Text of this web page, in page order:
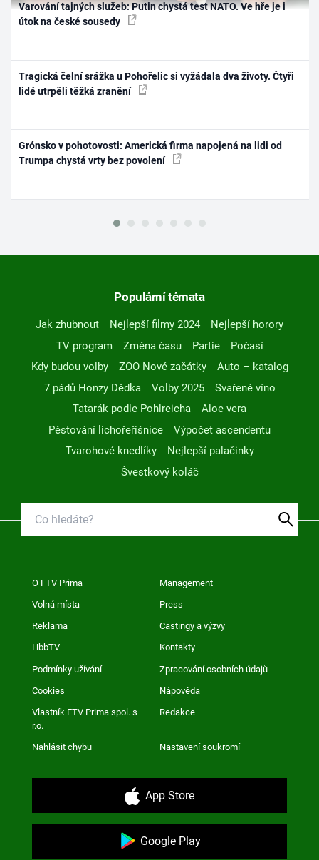
Varování tajných služeb: Putin chystá test NATO. Ve hře je i
útok na české sousedy
Tragická čelní srážka u Pohořelic si vyžádala dva životy. Čtyři
lidé utrpěli těžká zranění
Grónsko v pohotovosti: Americká firma napojená na lidi od
Trumpa chystá vrty bez povolení
Populární témata
Jak zhubnout Nejlepší filmy 2024
Nejlepší horory
TV program
Změna času Partie
Počasí
Kdy budou volby
ZOO Nové začátky
Auto – katalog
7 pádů Honzy Dědka
Volby 2025
Svařené víno
Tatarák podle Pohlreicha
Aloe vera
Pěstování lichořeřišnice
Výpočet ascendentu
Tvarohové knedlíky
Nejlepší palačinky
Švestkový koláč
O FTV Prima Management
Volná místa Press
Reklama Castingy a výzvy
HbbTV Kontakty
Podmínky užívání Zpracování osobních údajů
Cookies Nápověda
Vlastník FTV Prima spol. s
r.o.
Redakce
Nahlásit chybu Nastavení soukromí
App Store
Google Play